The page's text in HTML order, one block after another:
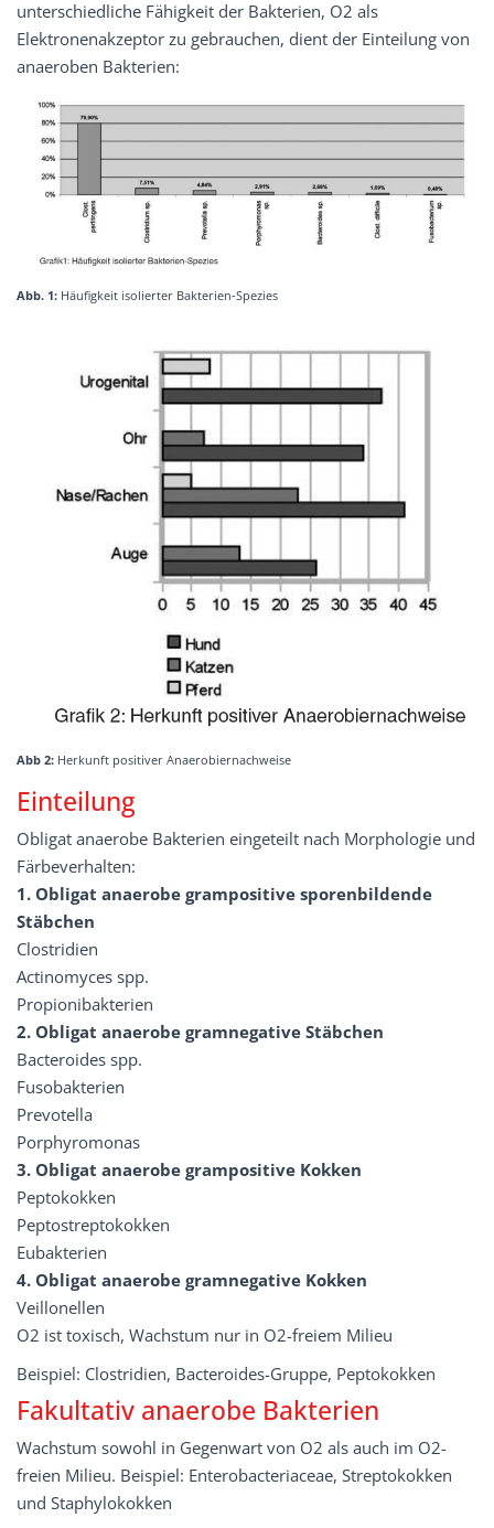
unterschiedliche Fähigkeit der Bakterien, O2 als
Elektronenakzeptor zu gebrauchen, dient der Einteilung von
anaeroben Bakterien:
Abb. 1: Häufigkeit isolierter Bakterien-Spezies
Abb 2: Herkunft positiver Anaerobiernachweise
Einteilung
Obligat anaerobe Bakterien eingeteilt nach Morphologie und
Färbeverhalten:
1. Obligat anaerobe grampositive sporenbildende
Stäbchen
Clostridien
Actinomyces spp.
Propionibakterien
2. Obligat anaerobe gramnegative Stäbchen
Bacteroides spp.
Fusobakterien
Prevotella
Porphyromonas
3. Obligat anaerobe grampositive Kokken
Peptokokken
Peptostreptokokken
Eubakterien
4. Obligat anaerobe gramnegative Kokken
Veillonellen
O2 ist toxisch, Wachstum nur in O2-freiem Milieu
Beispiel: Clostridien, Bacteroides-Gruppe, Peptokokken
Fakultativ anaerobe Bakterien
Wachstum sowohl in Gegenwart von O2 als auch im O2-
freien Milieu. Beispiel: Enterobacteriaceae, Streptokokken
und Staphylokokken